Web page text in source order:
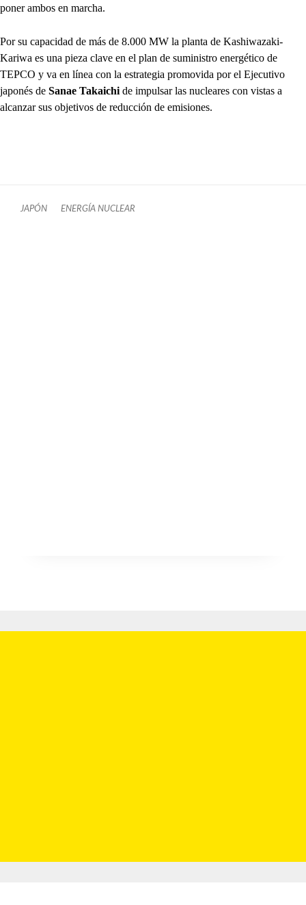
poner ambos en marcha.
Por su capacidad de más de 8.000 MW la planta de Kashiwazaki-
Kariwa es una pieza clave en el plan de suministro energético de
TEPCO y va en línea con la estrategia promovida por el Ejecutivo
japonés de Sanae Takaichi de impulsar las nucleares con vistas a
alcanzar sus objetivos de reducción de emisiones.
JAPÓN ENERGÍA NUCLEAR